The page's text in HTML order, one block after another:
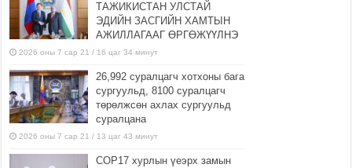
ТАЖИКИСТАН УЛСТАЙ
ЭДИЙН ЗАСГИЙН ХАМТЫН
АЖИЛЛАГААГ ӨРГӨЖҮҮЛНЭ
2026 оны 7 сар 21 / 16 цаг 34 минут
26,992 суралцагч хотхоны бага
сургуульд, 8100 суралцагч
төрөлжсөн ахлах сургуульд
суралцана
2026 оны 7 сар 21 / 13 цаг 43 минут
COP17 хурлын үеэрх замын